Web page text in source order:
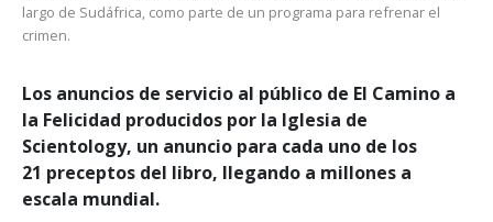
largo de Sudáfrica, como parte de un programa para refrenar el
crimen.
Los anuncios de servicio al público de El Camino a
la Felicidad producidos por la Iglesia de
Scientology, un anuncio para cada uno de los
21 preceptos del libro, llegando a millones a
escala mundial.